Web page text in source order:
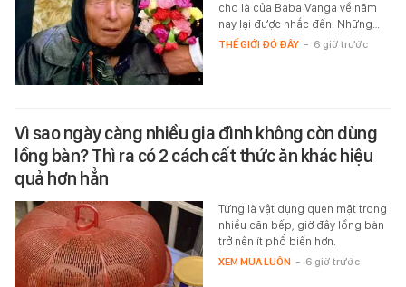
cho là của Baba Vanga về năm
nay lại được nhắc đến. Những…
THẾ GIỚI ĐÓ ĐÂY - 6 giờ trước
Vì sao ngày càng nhiều gia đình không còn dùng
lồng bàn? Thì ra có 2 cách cất thức ăn khác hiệu
quả hơn hẳn
Từng là vật dụng quen mặt trong
nhiều căn bếp, giờ đây lồng bàn
trở nên ít phổ biến hơn.
XEM MUA LUÔN - 6 giờ trước